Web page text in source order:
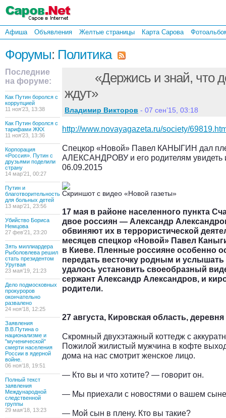
Афиша Объявления Желтые страницы Карта Сарова
Форумы: Политика
Последние
на форуме:
Как Путин боролся с
коррупцией
11 ноя’23, 13:38
Как Путин боролся с
тарифами ЖКХ
11 ноя’23, 13:36
Корпорация
«Россия». Путин с
друзьями поделили
страну
14 мар’21, 00:27
Путин и
благотворительность
для больных детей
13 мар’21, 23:56
Убийство Бориса
Немцова
27 фев’21, 23:20
Зять миллиардера
Рыболовлева решил
стать президентом
Уругвая
23 мая’19, 21:23
Дело подмосковных
прокуроров
окончательно
развалено
24 ноя’18, 12:25
Заявления
В.В.Путина о
национализме и
"мученической"
смерти населения
России в ядерной
войне.
06 ноя’18, 19:51
Полный текст
заявления
Международной
следственной
группы
29 мая’18, 13:23
«Держись и знай, что
ждут»
Владимир Викторов - 07 сен’15, 03:18
http://www.novayagazeta.ru/society/
Спецкор «Новой» Павел КАНЫГИН дал
АЛЕКСАНДРОВУ и его родителям увидеть
06.09.2015
Скриншот с видео «Новой газеты»
17 мая в районе населенного пункта
двое россиян — Александр
обвиняют их в террористической
месяцев спецкор «Новой» Павел
в Киеве. Пленные россияне особенно
передать весточку родным и
удалось установить своеобразный
сержант Александр Александров, и
родители.
27 августа, Кировская область,
Скромный двухэтажный коттедж с
Пожилой жилистый мужчина в кофте
дома на нас смотрит женское лицо.
— Кто вы и что хотите? — говорит он.
— Мы приехали с новостями о вашем
— Мой сын в плену. Кто вы такие?